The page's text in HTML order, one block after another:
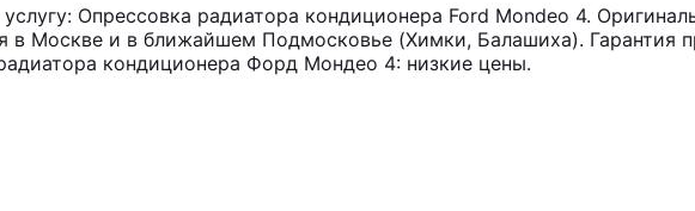
Опрессовка радиатора кондиционера Ford Mondeo 4.
в Москве и в ближайшем Подмосковье (Химки, Балашиха). Гарантия
кондиционера Форд Мондео 4: низкие цены.